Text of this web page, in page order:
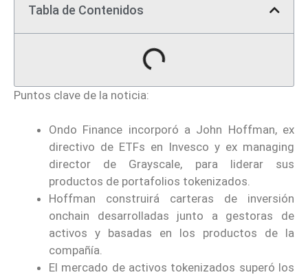
Tabla de Contenidos
Puntos clave de la noticia:
Ondo Finance incorporó a John Hoffman, ex
directivo de ETFs en Invesco y ex managing
director de Grayscale, para liderar sus
productos de portafolios tokenizados.
Hoffman construirá carteras de inversión
onchain desarrolladas junto a gestoras de
activos y basadas en los productos de la
compañía.
El mercado de activos tokenizados superó los